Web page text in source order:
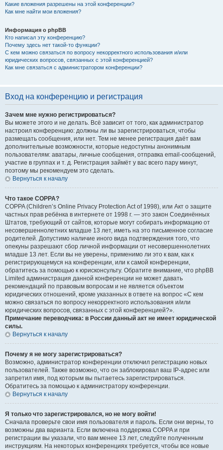
Какие вложения разрешены на этой конференции?
Как мне найти мои вложения?
Информация о phpBB
Кто написал эту конференцию?
Почему здесь нет такой-то функции?
С кем можно связаться по вопросу некорректного использования и/или
юридических вопросов, связанных с этой конференцией?
Как мне связаться с администратором конференции?
Вход на конференцию и регистрация
Зачем мне нужно регистрироваться?
Вы можете этого и не делать. Всё зависит от того, как администратор
настроил конференцию: должны ли вы зарегистрироваться, чтобы
размещать сообщения, или нет. Тем не менее регистрация даёт вам
дополнительные возможности, которые недоступны анонимным
пользователям: аватары, личные сообщения, отправка email-сообщений,
участие в группах и т. д. Регистрация займёт у вас всего пару минут,
поэтому мы рекомендуем это сделать.
Вернуться к началу
Что такое COPPA?
COPPA (Children’s Online Privacy Protection Act of 1998), или Акт о защите
частных прав ребёнка в интернете от 1998 г. — это закон Соединённых
Штатов, требующий от сайтов, которые могут собирать информацию от
несовершеннолетних младше 13 лет, иметь на это письменное согласие
родителей. Допустимо наличие иного вида подтверждения того, что
опекуны разрешают сбор личной информации от несовершеннолетних
младше 13 лет. Если вы не уверены, применимо ли это к вам, как к
регистрирующемуся на конференции, или к самой конференции,
обратитесь за помощью к юрисконсульту. Обратите внимание, что phpBB
Limited администрация данной конференции не может давать
рекомендаций по правовым вопросам и не является объектом
юридических отношений, кроме указанных в ответе на вопрос «С кем
можно связаться по вопросу некорректного использования и/или
юридических вопросов, связанных с этой конференцией?».
Примечание переводчика: в России данный акт не имеет юридической
силы.
Вернуться к началу
Почему я не могу зарегистрироваться?
Возможно, администратор конференции отключил регистрацию новых
пользователей. Также возможно, что он заблокировал ваш IP-адрес или
запретил имя, под которым вы пытаетесь зарегистрироваться.
Обратитесь за помощью к администратору конференции.
Вернуться к началу
Я только что зарегистрировался, но не могу войти!
Сначала проверьте свои имя пользователя и пароль. Если они верны, то
возможны два варианта. Если включена поддержка COPPA и при
регистрации вы указали, что вам менее 13 лет, следуйте полученным
инструкциям. На некоторых конференциях требуется, чтобы все новые